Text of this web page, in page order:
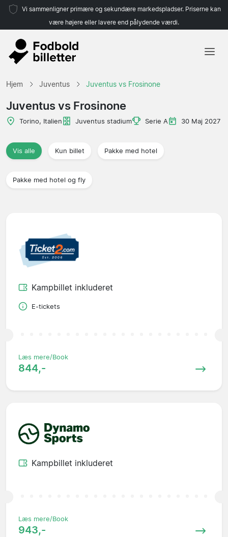
Vi sammenligner primære og sekundære markedspladser. Priserne kan
være højere eller lavere end pålydende værdi.
Hjem Juventus Juventus vs Frosinone
Juventus vs Frosinone
Torino, Italien Juventus stadium Serie A 30 Maj 2027
Vis alle Kun billet Pakke med hotel
Pakke med hotel og fly
Kampbillet inkluderet
E-tickets
Læs mere/Book
844,-
Kampbillet inkluderet
Læs mere/Book
943,-